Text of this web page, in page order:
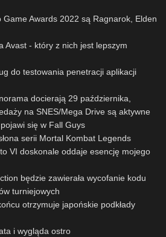
Awards 2022 są Ragnarok, Elden
Avast - który z nich jest lepszym
do testowania penetracji aplikacji
docierają 29 października,
na SNES/Mega Drive są aktywne
się w Fall Guys
serii Mortal Kombat Legends
VI doskonale oddaje esencję mojego
będzie zawierała wycofanie kodu
turniejowych
otrzymuje japońskie podkłady
i wygląda ostro